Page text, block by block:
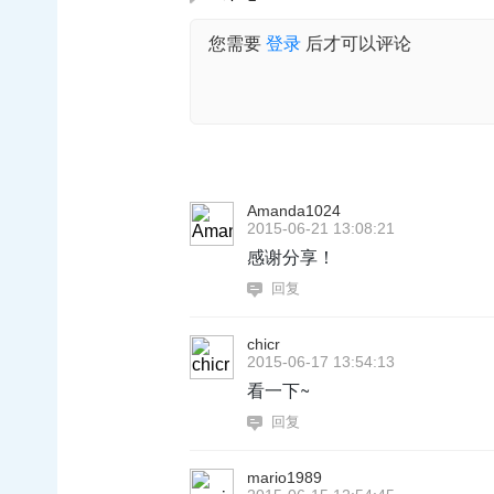
您需要 登录 后才可以评论
Amanda1024
2015-06-21 13:08:21
感谢分享！
回复
chicr
2015-06-17 13:54:13
看一下~
回复
mario1989